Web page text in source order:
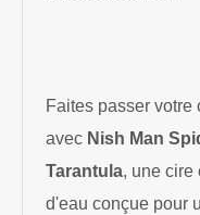
Faites passer votre
avec Nish Man
Tarantula, une cire
d'eau conçue pour